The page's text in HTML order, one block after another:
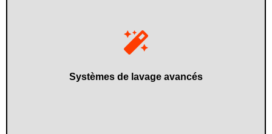
Systèmes de lavage avancés
contaminants.